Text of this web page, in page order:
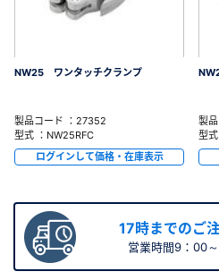
NW25 ワンタッチクランプ
製品コード ：27352
型式 ：NW25RFC
ログインして価格・在庫表示
製
型
17時までのご
営業時間9：00